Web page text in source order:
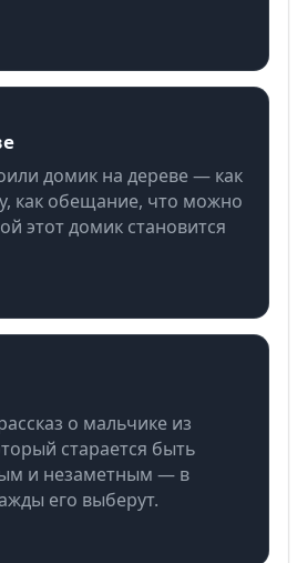
домик на дереве — как
как обещание, что можно
этот домик становится
о мальчике из
старается быть
и незаметным — в
его выберут.